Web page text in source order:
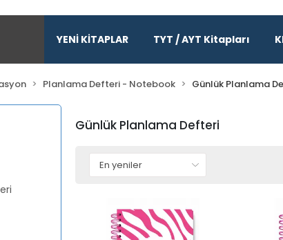
YENİ KİTAPLAR TYT / AYT Kitapları
Planlama Defteri - Notebook Günlük Planlama
Günlük Planlama Defteri